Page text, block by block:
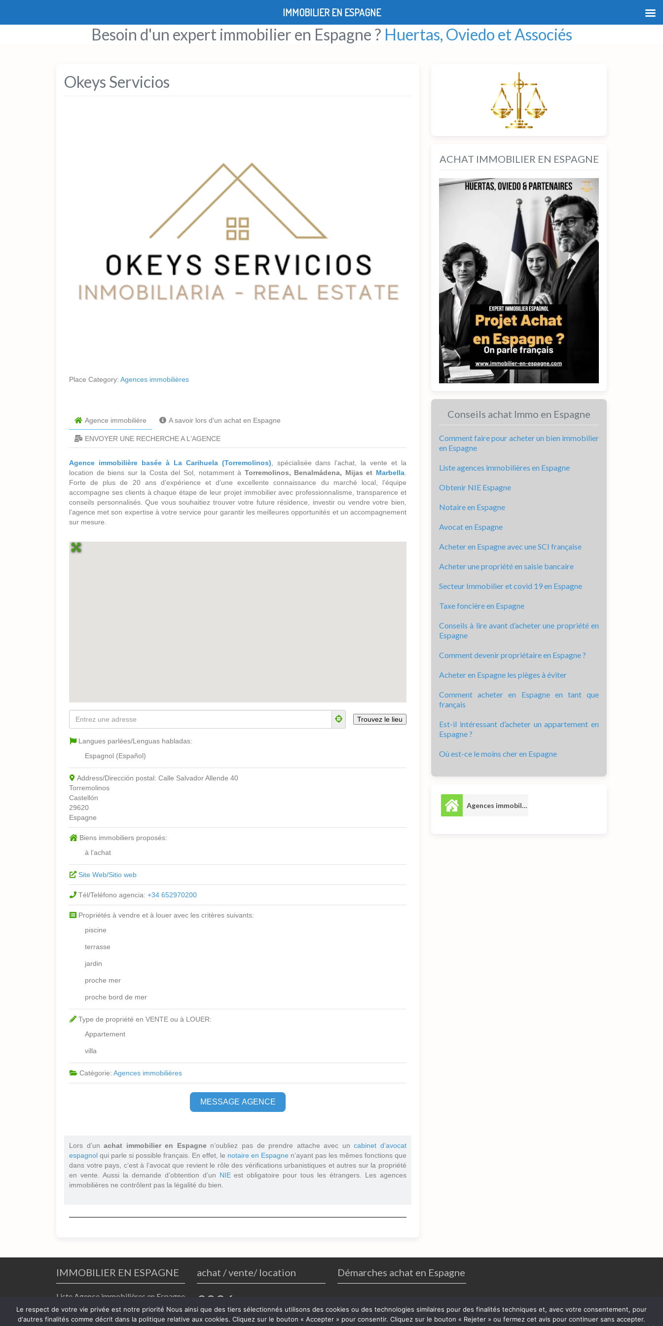
Besoin d'un expert immobilier en Espagne ? Huertas, Oviedo et Associés
Okeys Servicios
Place Category: Agences immobilières
Agence immobilière A savoir lors d'un achat en Espagne
ENVOYER UNE RECHERCHE A L'AGENCE
Agence immobilière basée à La Carihuela (Torremolinos) , spécialisée dans l’achat, la vente et la
location de biens sur la Costa del Sol, notamment à Torremolinos, Benalmádena, Mijas et Marbella
Forte de plus de 20 ans d’expérience et d’une excellente connaissance du marché local, l’équipe
accompagne ses clients à chaque étape de leur projet immobilier avec professionnalisme, transparence et
conseils personnalisés. Que vous souhaitiez trouver votre future résidence, investir ou vendre votre bien,
l’agence met son expertise à votre service pour garantir les meilleures opportunités et un accompagnement
sur mesure.
Langues parlées/Lenguas habladas:
Espagnol (Español)
Address/Dirección postal: Calle Salvador Allende 40
Torremolinos
Castellón
29620
Espagne
Biens immobiliers proposés:
à l’achat
Site Web/Sitio web
Tél/Teléfono agencia: +34 652970200
Propriétés à vendre et à louer avec les critères suivants:
piscine
terrasse
jardin
proche mer
proche bord de mer
Type de propriété en VENTE ou à LOUER:
Appartement
villa
Catégorie: Agences immobilières
MESSAGE AGENCE
Lors d’unachat immobilier en Espagnen’oubliez pas de prendre attache avec uncabinet d’avocat
espagnol qui parle si possible français. En effet, le notaire en Espagne n’ayant pas les mêmes fonctions que
dans votre pays, c’est à l’avocat que revient le rôle des vérifications urbanistiques et autres sur la propriété
en vente. Aussi la demande d’obtention d’un NIEest obligatoire pour tous les étrangers. Les agences
immobilières ne contrôlent pas la légalité du bien.
ACHAT IMMOBILIER EN ESPAGNE
Conseils achat Immo en Espagne
Comment faire pour acheter un bien immobilier
en Espagne
Liste agences immobilières en Espagne
Obtenir NIE Espagne
Notaire en Espagne
Avocat en Espagne
Acheter en Espagne avec une SCI française
Acheter une propriété en saisie bancaire
Secteur Immobilier et covid 19 en Espagne
Taxe foncière en Espagne
Conseils à lire avant d’acheter une propriété en
Espagne
Comment devenir propriétaire en Espagne ?
Acheter en Espagne les pièges à éviter
Comment acheter en Espagne en tant que
français
Est-il intéressant d’acheter un appartement en
Espagne ?
Où est-ce le moins cher en Espagne
Agences immobilières
IMMOBILIER EN ESPAGNE
Liste Agence immobilières en Espagne
Annuaire avocats achat immobilier en
achat / vente/ location
2026
Mentions légales-Politique de
Démarches achat en Espagne
IMMOBILIER EN ESPAGNE
Le respect de votre vie privée est notre priorité Nous ainsi que des tiers sélectionnés utilisons des cookies ou des technologies similaires pour des finalités techniques et, avec votre consentement, pour
d'autres finalités comme décrit dans la politique relative aux cookies. Cliquez sur le bouton « Accepter » pour consentir. Cliquez sur le bouton « Rejeter » ou fermez cet avis pour continuer sans accepter.